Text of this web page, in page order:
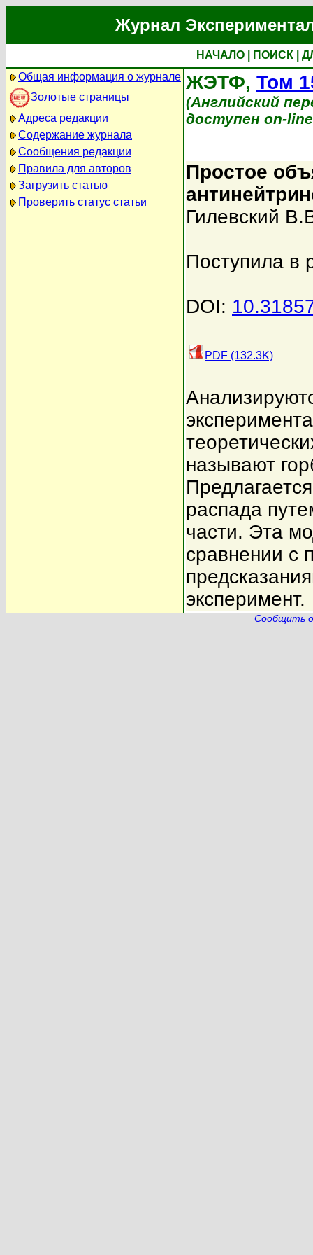
Журнал
НАЧАЛО ПОИСК
Общая информация о журнале
Золотые страницы
Адреса редакции
Содержание журнала
Сообщения редакции
Правила для авторов
Загрузить статью
Проверить статус статьи
ЖЭТФ, Том
(Английский
доступен on-
Простое
Гилевский
Поступила в
DOI:
PDF (132.3K)
называют
распада
части. Эта
сравнении с
эксперимент.
Сообщить о